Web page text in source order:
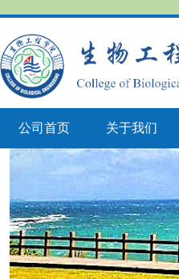
公司首页 关于我们